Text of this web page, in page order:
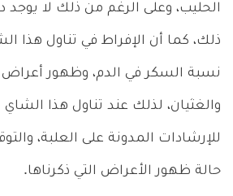
الحليب، وعلى الرغم من ذلك لا
ذلك، كما أن الإفراط في تناول هذا
نسبة السكر في الدم، وظهور أعراض
والغثيان، لذلك عند تناول هذا الشاي
للإرشادات المدونة على العلبة،
حالة ظهور الأعراض التي ذكرناها.